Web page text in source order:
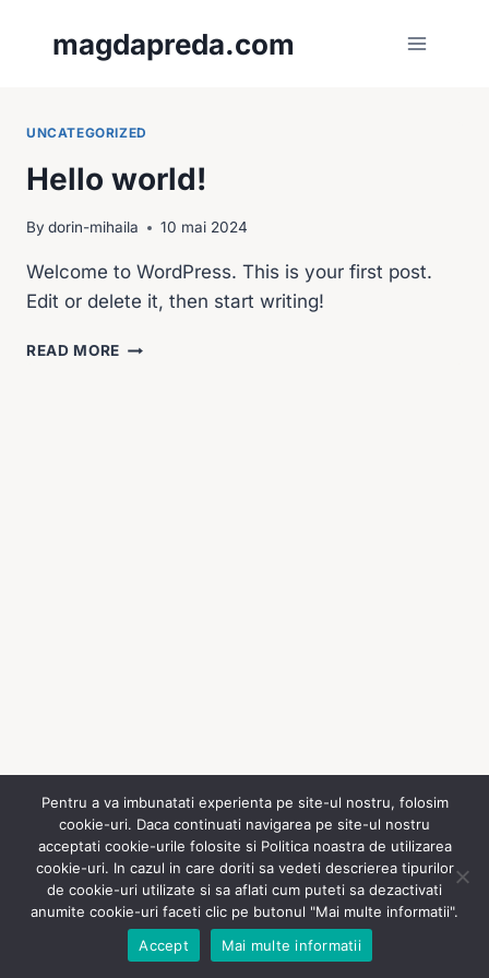
magdapreda.com
UNCATEGORIZED
Hello world!
By dorin-mihaila 10 mai 2024
Welcome to WordPress. This is your first post.
Edit or delete it, then start writing!
READ MORE HELLO
© 2026 magdapreda.com Built with
Gridfunnels.com
Pentru a va imbunatati experienta pe site-ul nostru, folosim
cookie-uri. Daca continuati navigarea pe site-ul nostru
acceptati cookie-urile folosite si Politica noastra de utilizarea
cookie-uri. In cazul in care doriti sa vedeti descrierea tipurilor
de cookie-uri utilizate si sa aflati cum puteti sa dezactivati
anumite cookie-uri faceti clic pe butonul "Mai multe informatii".
Accept
Mai multe informatii